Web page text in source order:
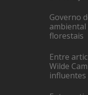
Governo
ambiental
florestais
Entre
Wilde